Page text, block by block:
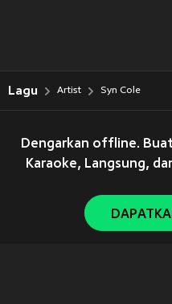
Lagu Artist Syn Cole
Dengarkan offline.
Karaoke, Langsung,